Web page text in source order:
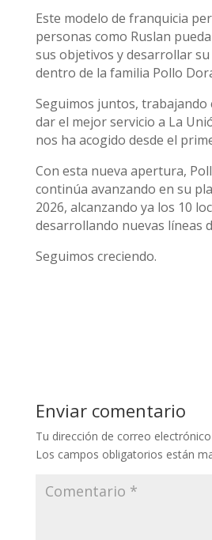
Este modelo de franquicia
personas como Ruslan
sus objetivos y desarrollar
dentro de la familia Pollo
Seguimos juntos, trabajando
dar el mejor servicio a La
nos ha acogido desde el
Con esta nueva apertura,
continúa avanzando en su
2026, alcanzando ya los 10
desarrollando nuevas líneas
Seguimos creciendo.
Enviar comentario
Tu dirección de correo
Los campos obligatorios están